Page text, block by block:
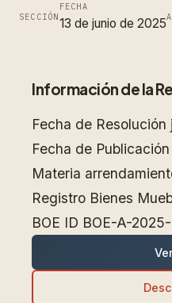
SECCIÓN
FECHA
13 de junio de 2025
Información de la
Fecha de Resolución
Fecha de Publicación
Materia
Registro Bienes
BOE ID BOE-A-